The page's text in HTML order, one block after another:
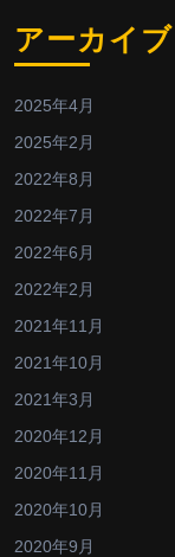
アーカイブ
2025年4月
2025年2月
2022年8月
2022年7月
2022年6月
2022年2月
2021年11月
2021年10月
2021年3月
2020年12月
2020年11月
2020年10月
2020年9月